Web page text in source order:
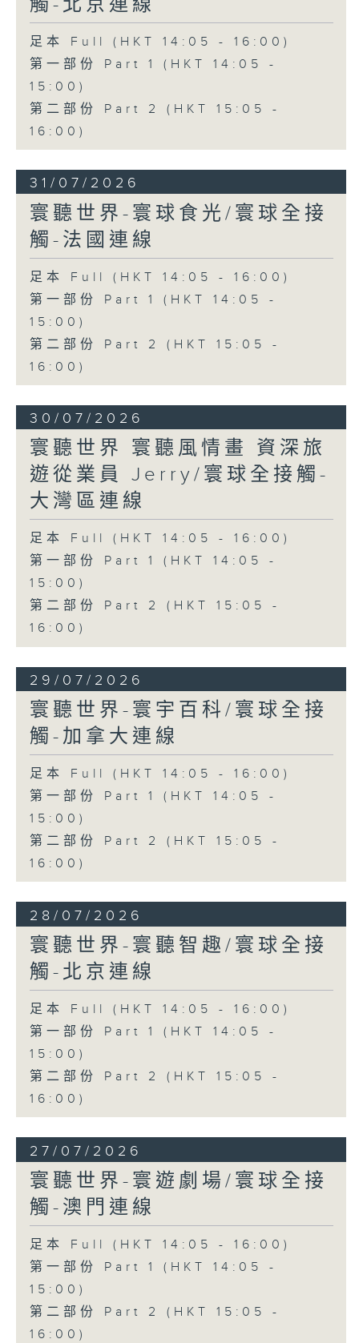
觸-北京連線
足本 Full (HKT 14:05 - 16:00)
第一部份 Part 1 (HKT 14:05 -
15:00)
第二部份 Part 2 (HKT 15:05 -
16:00)
31/07/2026
寰聽世界-寰球食光/寰球全接
觸-法國連線
足本 Full (HKT 14:05 - 16:00)
第一部份 Part 1 (HKT 14:05 -
15:00)
第二部份 Part 2 (HKT 15:05 -
16:00)
30/07/2026
寰聽世界 寰聽風情畫 資深旅
遊從業員 Jerry/寰球全接觸-
大灣區連線
足本 Full (HKT 14:05 - 16:00)
第一部份 Part 1 (HKT 14:05 -
15:00)
第二部份 Part 2 (HKT 15:05 -
16:00)
29/07/2026
寰聽世界-寰宇百科/寰球全接
觸-加拿大連線
足本 Full (HKT 14:05 - 16:00)
第一部份 Part 1 (HKT 14:05 -
15:00)
第二部份 Part 2 (HKT 15:05 -
16:00)
28/07/2026
寰聽世界-寰聽智趣/寰球全接
觸-北京連線
足本 Full (HKT 14:05 - 16:00)
第一部份 Part 1 (HKT 14:05 -
15:00)
第二部份 Part 2 (HKT 15:05 -
16:00)
27/07/2026
寰聽世界-寰遊劇場/寰球全接
觸-澳門連線
足本 Full (HKT 14:05 - 16:00)
第一部份 Part 1 (HKT 14:05 -
15:00)
第二部份 Part 2 (HKT 15:05 -
16:00)